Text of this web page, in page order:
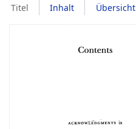
Titel Inhalt Übersicht